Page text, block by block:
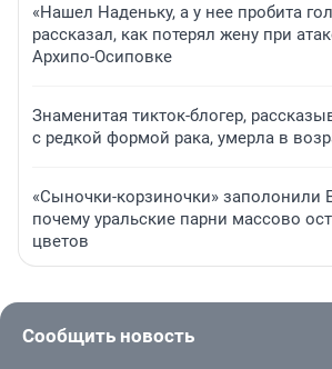
«Нашел Наденьку, а у нее пробита
рассказал, как потерял жену при
Архипо-Осиповке
Знаменитая тикток-блогер,
с редкой формой рака, умерла в
«Сыночки-корзиночки» заполонили
почему уральские парни массово
цветов
Сообщить новость